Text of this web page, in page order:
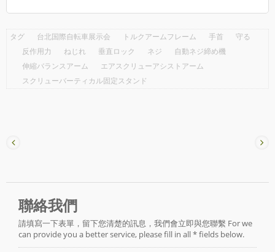
タグ 台北国際自転車展示会 トルクアームフレーム 手首
守る
反作用力
ねじれ 垂直ロック ネジ
自動ネジ締め機
伸縮バランスアーム
エアスクリューアシストアーム
スクリューバーティカル固定スタンド